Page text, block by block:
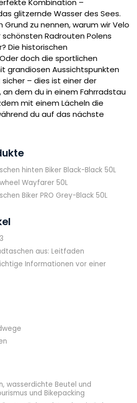
Kombination –
glitzernde Wasser des Sees.
Grund zu nennen, warum wir Velo
Radrouten Polens
Die historischen
doch die sportlichen
grandiosen Aussichtspunkten
sicher – dies ist einer der
an dem du in einem Fahrradstau
mit einem Lächeln die
du auf das nächste
hinten Biker Black-Black 50L
Wayfarer 50L
Biker PRO Grey-Black 50L
aus: Leitfaden
Informationen vor einer
wasserdichte Beutel und
und Bikepacking